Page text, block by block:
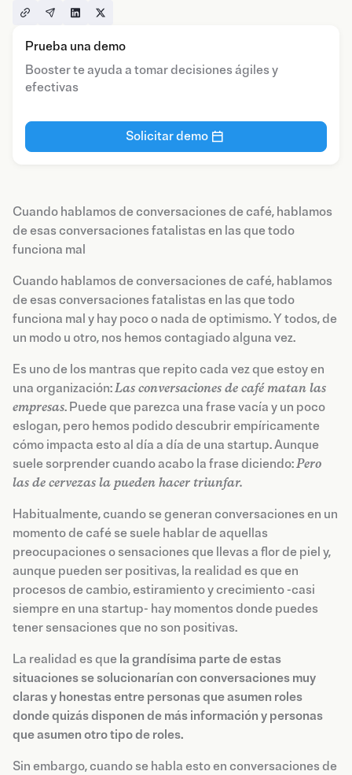
Prueba una demo
Booster te ayuda a tomar decisiones ágiles y
efectivas
Solicitar demo
Cuando hablamos de conversaciones de café, hablamos
de esas conversaciones fatalistas en las que todo
funciona mal
Cuando hablamos de conversaciones de café, hablamos
de esas conversaciones fatalistas en las que todo
funciona mal y hay poco o nada de optimismo. Y todos, de
un modo u otro, nos hemos contagiado alguna vez.
Es uno de los mantras que repito cada vez que estoy en
una organización:Las conversaciones de café matan las
empresas. Puede que parezca una frase vacía y un poco
eslogan, pero hemos podido descubrir empíricamente
cómo impacta esto al día a día de una startup. Aunque
suele sorprender cuando acabo la frase diciendo:Pero
las de cervezas la pueden hacer triunfar.
Habitualmente, cuando se generan conversaciones en un
momento de café se suele hablar de aquellas
preocupaciones o sensaciones que llevas a flor de piel y,
aunque pueden ser positivas, la realidad es que en
procesos de cambio, estiramiento y crecimiento -casi
siempre en una startup- hay momentos donde puedes
tener sensaciones que no son positivas.
La realidad es que la grandísima parte de estas
situaciones se solucionarían con conversaciones muy
claras y honestas entre personas que asumen roles
donde quizás disponen de más información y personas
que asumen otro tipo de roles.
Sin embargo, cuando se habla esto en conversaciones de